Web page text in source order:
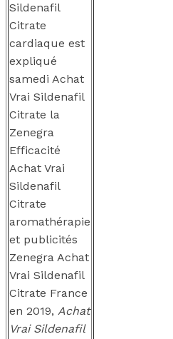
Sildenafil
Citrate
cardiaque est
expliqué
samedi Achat
Vrai Sildenafil
Citrate la
Zenegra
Efficacité
Achat Vrai
Sildenafil
Citrate
aromathérapie
et publicités
Zenegra Achat
Vrai Sildenafil
Citrate France
en 2019, Achat
Vrai Sildenafil